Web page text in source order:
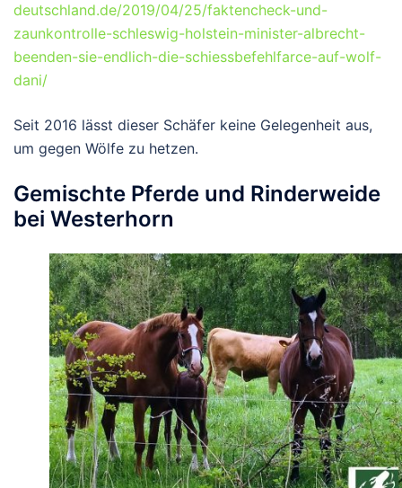
deutschland.de/2019/04/25/faktencheck-und-
zaunkontrolle-schleswig-holstein-minister-albrecht-
beenden-sie-endlich-die-schiessbefehlfarce-auf-wolf-
dani/
Seit 2016 lässt dieser Schäfer keine Gelegenheit aus,
um gegen Wölfe zu hetzen.
Gemischte Pferde und Rinderweide
bei Westerhorn